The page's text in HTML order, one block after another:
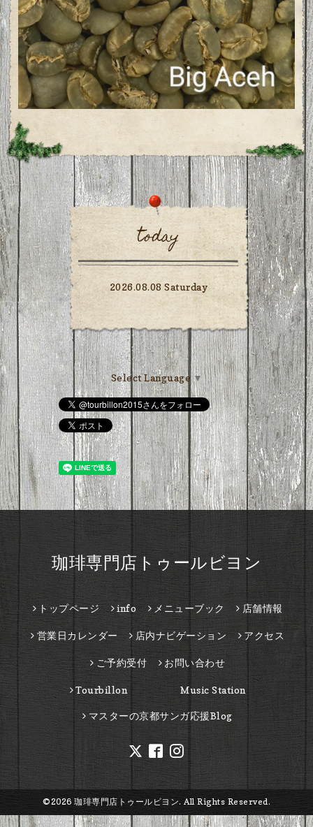
today
2026.08.08 Saturday
Select Language ▼
珈琲専門店トゥールビヨン
トップページ info メニューブック 店舗情報
営業日カレンダー 店内ナビゲーション アクセス
ご予約受付 お問い合わせ
Tourbillon Music Station
マスターの京都サンガ応援Blog
©2026 珈琲専門店トゥールビヨン. All Rights Reserved.